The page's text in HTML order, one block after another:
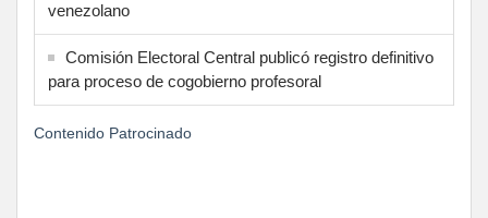
venezolano
Comisión Electoral Central publicó registro definitivo
para proceso de cogobierno profesoral
Contenido Patrocinado